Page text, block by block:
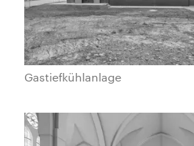
Gastiefkühlanlage